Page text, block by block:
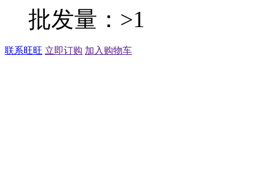
批发量：>1
联系旺旺 立即订购 加入购物车